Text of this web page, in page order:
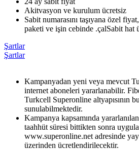
Akitvasyon ve kurulum ücretsiz
Sabit numarasını taşıyana özel
paketi ve işin cebinde .çal​Sabit hat
Şartlar
Şartlar
Kampanyadan yeni veya mevcut
internet aboneleri yararlanabilir.
Turkcell Superonline altyapısının
sunulabilmektedir.
Kampanya kapsamında
taahhüt süresi bittikten sonra
www.superonline.net adresinde
üzerinden ücretlendirilecektir.